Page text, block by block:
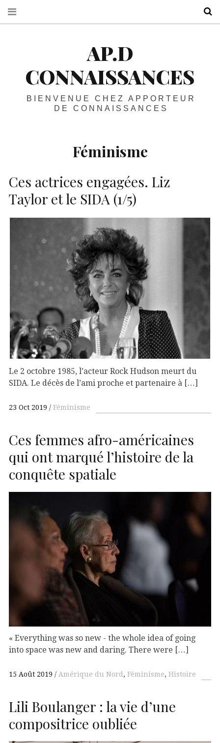
AP.D
CONNAISSANCES
BIENVENUE CHEZ APPORTEUR
DE CONNAISSANCES
Féminisme
Ces actrices engagées. Liz
Taylor et le SIDA (1/5)
Le 2 octobre 1985, l’acteur Rock Hudson meurt du
SIDA. Le décès de l’ami proche et partenaire à […]
23 Oct 2019 Féminisme
Ces femmes afro-américaines
qui ont marqué l’histoire de la
conquête spatiale
« Everything was so new - the whole idea of going
into space was new and daring. There were […]
15 Août 2019 Amérique du Nord , Féminisme, Histoire
Lili Boulanger : la vie d’une
compositrice oubliée